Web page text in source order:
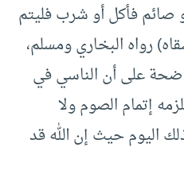
فأكل أو شرب فليتم
رواه البخاري ومسلم،
على أن الناسي في
إتمام الصوم ولا
اليوم حيث إن الله قد